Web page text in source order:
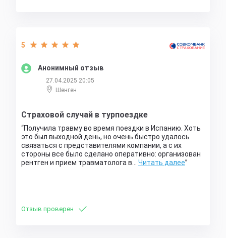
Анонимный отзыв
5
27.04.2025 20:05
Шенген
Страховой случай в турпоездке
Получила травму во время поездки в Испанию. Хоть
это был выходной день, но очень быстро удалось
связаться с представителями компании, а с их
стороны все было сделано оперативно: организован
рентген и прием травматолога в… Читать далее
Отзыв проверен